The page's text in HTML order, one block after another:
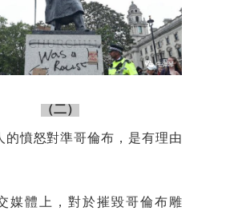
（二）
的憤怒對準哥倫布，是有理由
媒體上，對於摧毀哥倫布雕